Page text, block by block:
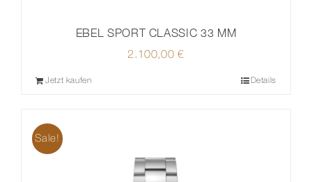
EBEL SPORT CLASSIC 33 MM
2.100,00€
Jetzt kaufen Details
Sale!